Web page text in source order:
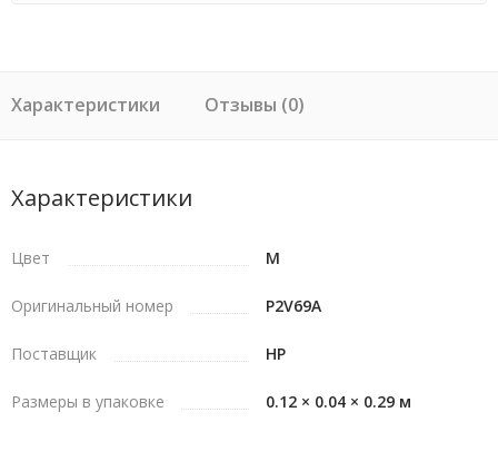
Характеристики Отзывы (0)
Характеристики
Цвет M
Оригинальный номер P2V69A
Поставщик HP
Размеры в упаковке 0.12 × 0.04 × 0.29 м